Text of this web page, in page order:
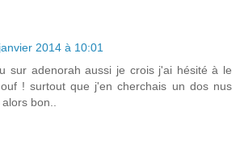
2014 à 10:01
sur adenorah aussi je crois j'ai hésité à le
! surtout que j'en cherchais un dos nus
bon..